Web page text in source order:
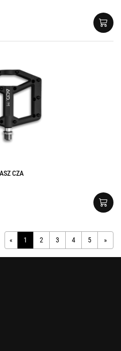
CZA
« 1 2 3 4 5 »